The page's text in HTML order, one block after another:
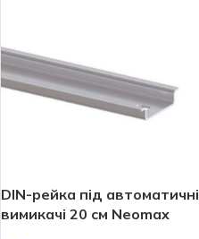
DIN-рейка під автоматичні
вимикачі 20 см Neomax